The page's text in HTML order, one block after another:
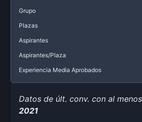
Grupo
Plazas
Aspirantes
Aspirantes/Plaza
Experiencia Media Aprobados
Datos de últ. conv. con al
2021